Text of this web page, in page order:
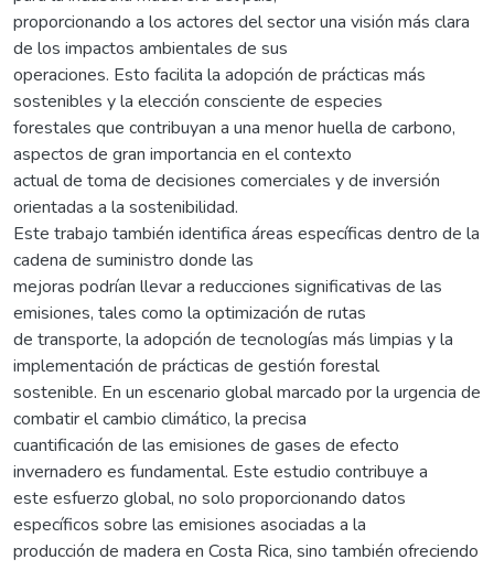
proporcionando a los actores del sector una visión más clara
de los impactos ambientales de sus
operaciones. Esto facilita la adopción de prácticas más
sostenibles y la elección consciente de especies
forestales que contribuyan a una menor huella de carbono,
aspectos de gran importancia en el contexto
actual de toma de decisiones comerciales y de inversión
orientadas a la sostenibilidad.
Este trabajo también identifica áreas específicas dentro de la
cadena de suministro donde las
mejoras podrían llevar a reducciones significativas de las
emisiones, tales como la optimización de rutas
de transporte, la adopción de tecnologías más limpias y la
implementación de prácticas de gestión forestal
sostenible. En un escenario global marcado por la urgencia de
combatir el cambio climático, la precisa
cuantificación de las emisiones de gases de efecto
invernadero es fundamental. Este estudio contribuye a
este esfuerzo global, no solo proporcionando datos
específicos sobre las emisiones asociadas a la
producción de madera en Costa Rica, sino también ofreciendo